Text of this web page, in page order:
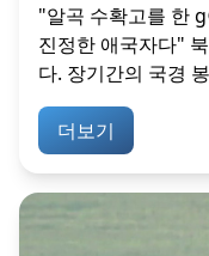
"알곡 수확고를 한
진정한 애국자다"
다. 장기간의 국경
더보기